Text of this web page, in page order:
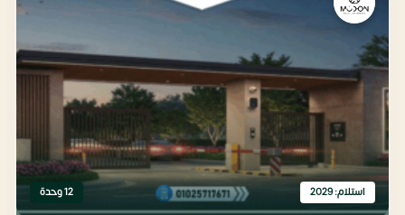
استلام: 2029 12 وحدة